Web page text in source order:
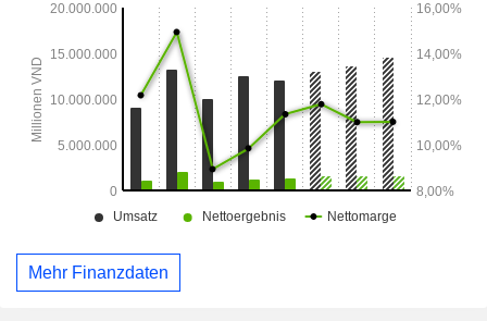
Mehr Finanzdaten